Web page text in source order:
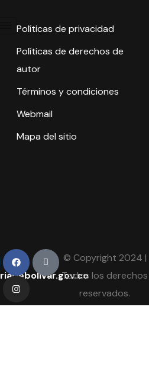
Políticas de privacidad
Políticas de derechos de
autor
Términos y condiciones
Webmail
Mapa del sitio
© Copyright 2024 |
Todos los derechos
reservados.